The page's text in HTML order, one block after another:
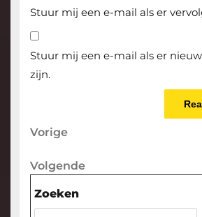
Stuur mij een e-mail als er
Stuur mij een e-mail als er
zijn.
Berichtnavigatie
Vorige
Vorige
Volgende
Volgende
Zoeken